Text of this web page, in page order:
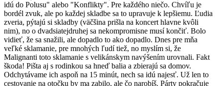
idú do Polusu" alebo "Konflikty". Pre každého niečo. Chvíľu je
bordél zvuk, ale po každej skladbe sa to upravuje k lepšiemu. Ľudia
zveria, pýtajú si skladby (väčšina prišla na koncert hlavne kvôli
nim), no o dvadsiatejdruhej sa nekompromisne musí končiť. Bolo
vidieť, že sa snažili, ale dopadlo to ako dopadlo. Dnes pre mňa
veľké sklamanie, pre mnohých ľudí tiež, no myslím si, že
Malignanti toto sklamanie s velikánskym navýšením urovnali. Fakt
škoda! Pišta aj s rodinkou sa hneď balia a zbierajú sa domov.
Odchytávame ich aspoň na 15 minút, nech sa idú najesť. Už len to
cestovanie na otočku by ma zabilo, ale čo narobíš. Párty pokračuje